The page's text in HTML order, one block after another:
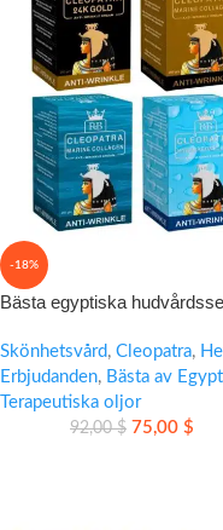
-18%
Bästa egyptiska
Skönhetsvård, Cleopatra,
Erbjudanden, Bästa av
Terapeutiska oljor
92,00$ 75,00 $